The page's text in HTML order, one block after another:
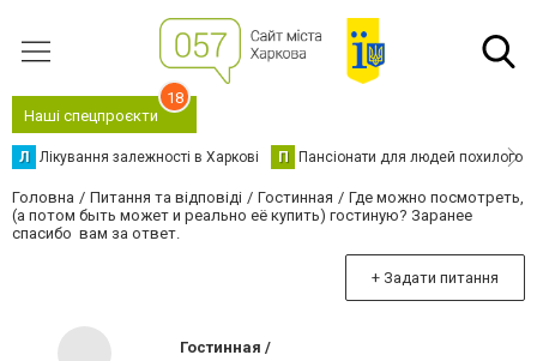
Наші спецпроєкти
18
Л Лікування залежності в Харкові П Пансіонати для людей похилого
Головна Питання та відповіді Гостинная
Где можно посмотреть,
(а потом быть может и реально её купить) гостиную? Заранее
спасибо вам за ответ.
+ Задати питання
Гостинная /